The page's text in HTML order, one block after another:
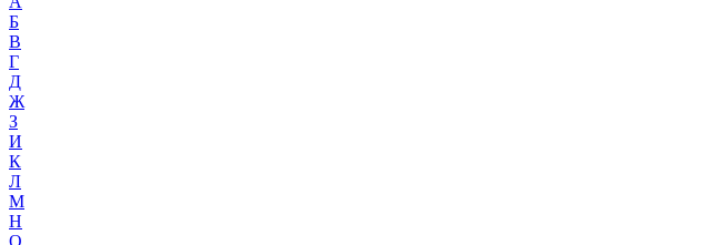
Б
В
Г
Д
Ж
З
И
К
Л
М
Н
О